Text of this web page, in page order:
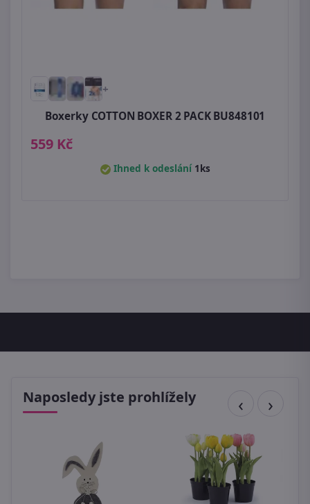
+
Boxerky COTTON BOXER 2 PACK BU848101
559 Kč
Ihned k odeslání 1ks
Naposledy jste prohlížely